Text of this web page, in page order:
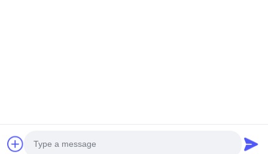
nucleiciFabbrica cinese.Copyright © 2026 Nanjing